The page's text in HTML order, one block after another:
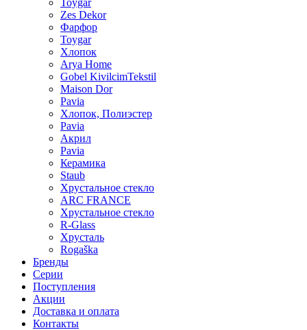
Toygar
Zes Dekor
Фарфор
Toygar
Хлопок
Arya Home
Gobel KivilcimTekstil
Maison Dor
Pavia
Хлопок, Полиэстер
Pavia
Акрил
Pavia
Керамика
Staub
Хрустальное стекло
ARC FRANCE
Хрустальное стекло
R-Glass
Хрусталь
Rogaška
Бренды
Серии
Поступления
Акции
Доставка и оплата
Контакты